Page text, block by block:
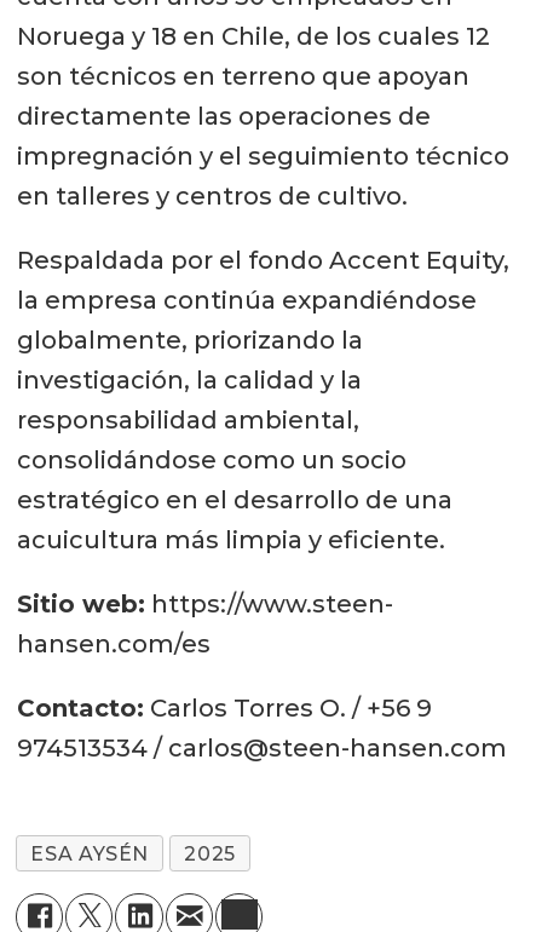
Noruega y 18 en Chile, de los cuales 12
son técnicos en terreno que apoyan
directamente las operaciones de
impregnación y el seguimiento técnico
en talleres y centros de cultivo.
Respaldada por el fondo Accent Equity,
la empresa continúa expandiéndose
globalmente, priorizando la
investigación, la calidad y la
responsabilidad ambiental,
consolidándose como un socio
estratégico en el desarrollo de una
acuicultura más limpia y eficiente.
Sitio web: https://www.steen-
hansen.com/es
Contacto: Carlos Torres O. / +56 9
974513534 / carlos@steen-hansen.com
ESA AYSÉN 2025